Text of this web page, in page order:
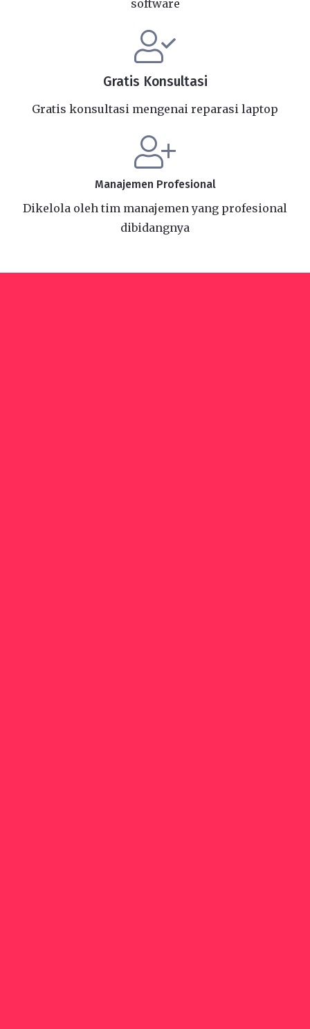
software
Gratis Konsultasi
Gratis konsultasi mengenai reparasi laptop
Manajemen Profesional
Dikelola oleh tim manajemen yang profesional
dibidangnya